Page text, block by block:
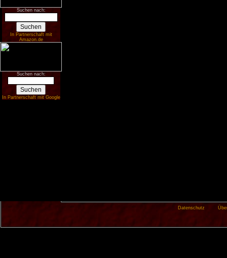
Suchen nach:
In Partnerschaft mit
Amazon.de
Suchen nach:
In Partnerschaft mit Google
Datenschutz